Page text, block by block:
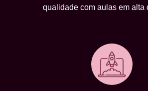
qualidade com aulas em alta